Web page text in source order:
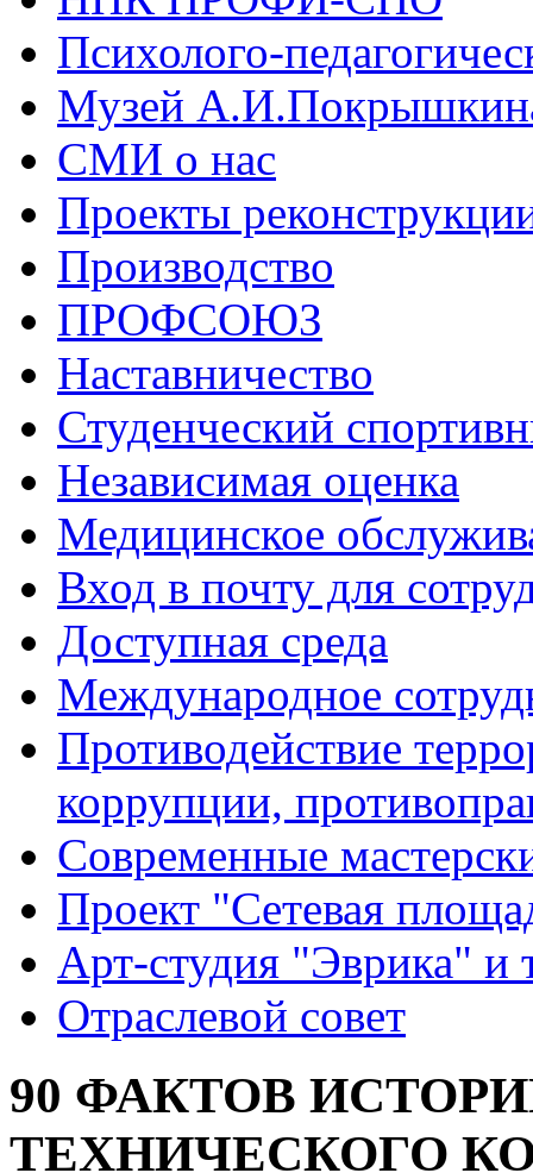
Психолого-
Музей
СМИ о нас
Проекты
Производство
ПРОФСОЮЗ
Наставничество
Студенческий
Независимая оценка
Медицинское
Вход в почту для
Доступная среда
Международное
Противодействие
коррупции,
Современные
Проект "Сетевая
Арт-студия "Эврика" и
Отраслевой совет
90 ФАКТОВ
ТЕХНИЧЕСКОГО